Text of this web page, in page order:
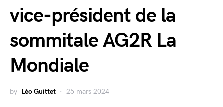
vice-président de la
sommitale AG2R La
Mondiale
by Léo Guittet 25 mars 2024